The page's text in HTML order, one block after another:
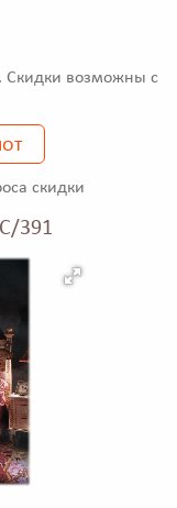
Скидки возможны с
скидки
391